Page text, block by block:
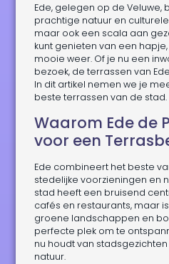
Ede, gelegen op de Veluwe,
prachtige natuur en
maar ook een scala aan
kunt genieten van een
mooie weer. Of je nu een
bezoek, de terrassen van
In dit artikel nemen we je
beste terrassen van de stad.
Waarom Ede de
voor een
Ede combineert het beste
stedelijke voorzieningen en
stad heeft een bruisend
cafés en restaurants, maar
groene landschappen en
perfecte plek om te
nu houdt van
natuur.